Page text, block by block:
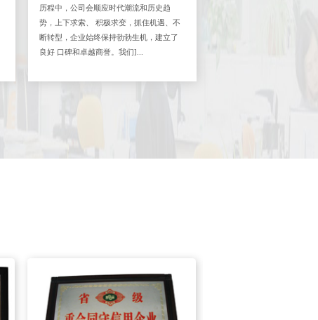
历程中，公司会顺应时代潮流和历史趋
势，上下求索、 积极求变，抓住机遇、不
断转型，企业始终保持勃勃生机，建立了
良好 口碑和卓越商誉。我们]...